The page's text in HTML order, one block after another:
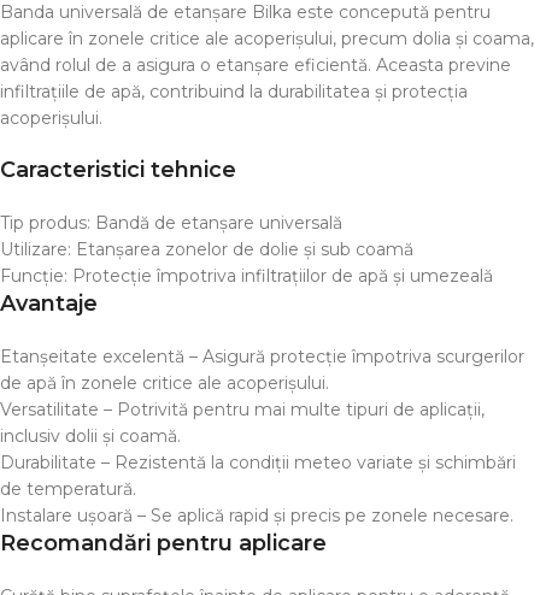
Banda universală de etanșare Bilka este concepută pentru
aplicare în zonele critice ale acoperișului, precum dolia și coama,
având rolul de a asigura o etanșare eficientă. Aceasta previne
infiltrațiile de apă, contribuind la durabilitatea și protecția
acoperișului.
Caracteristici tehnice
Tip produs: Bandă de etanșare universală
Utilizare: Etanșarea zonelor de dolie și sub coamă
Funcție: Protecție împotriva infiltrațiilor de apă și umezeală
Avantaje
Etanșeitate excelentă – Asigură protecție împotriva scurgerilor
de apă în zonele critice ale acoperișului.
Versatilitate – Potrivită pentru mai multe tipuri de aplicații,
inclusiv dolii și coamă.
Durabilitate – Rezistentă la condiții meteo variate și schimbări
de temperatură.
Instalare ușoară – Se aplică rapid și precis pe zonele necesare.
Recomandări pentru aplicare